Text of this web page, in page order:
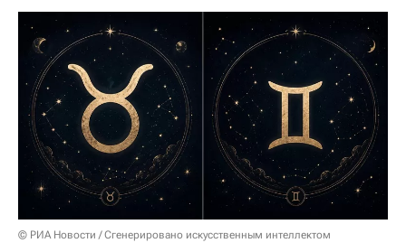
© РИА Новости / Сгенерировано искусственным интеллектом